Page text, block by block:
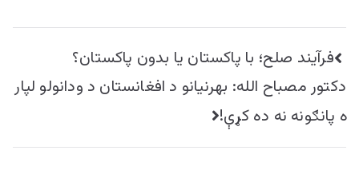
راهبری
نوشته
فرآیند صلح؛ با پاکستان یا بدون پاکستان؟
دکتور مصباح الله: بهرنیانو د افغانستان د ودانولو لپار
ه پانګونه نه ده کړې!